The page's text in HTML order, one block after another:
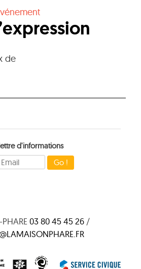
de
d'informations
03 80 45 45 26 /